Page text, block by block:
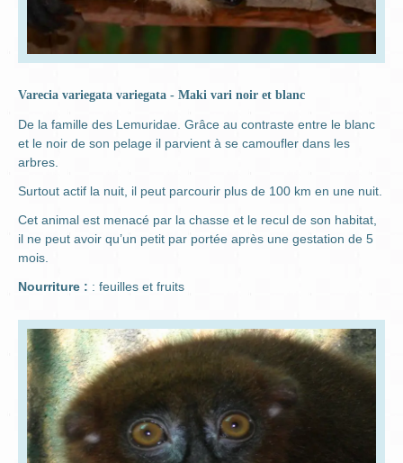
Varecia variegata variegata - Maki vari noir et blanc
De la famille des Lemuridae. Grâce au contraste entre le blanc
et le noir de son pelage il parvient à se camoufler dans les
arbres.
Surtout actif la nuit, il peut parcourir plus de 100 km en une nuit.
Cet animal est menacé par la chasse et le recul de son habitat,
il ne peut avoir qu’un petit par portée après une gestation de 5
mois.
Nourriture : : feuilles et fruits